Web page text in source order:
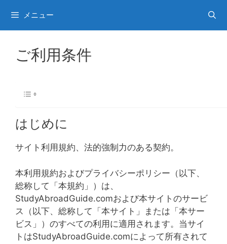
テ
メニュー
ご利用条件
はじめに
サイト利用規約、法的強制力のある契約。
本利用規約およびプライバシーポリシー（以下、
総称して「本規約」）は、
StudyAbroadGuide.comおよび本サイトのサービ
ス（以下、総称して「本サイト」または「本サー
ビス」）のすべての利用に適用されます。当サイ
トはStudyAbroadGuide.comによって所有されて